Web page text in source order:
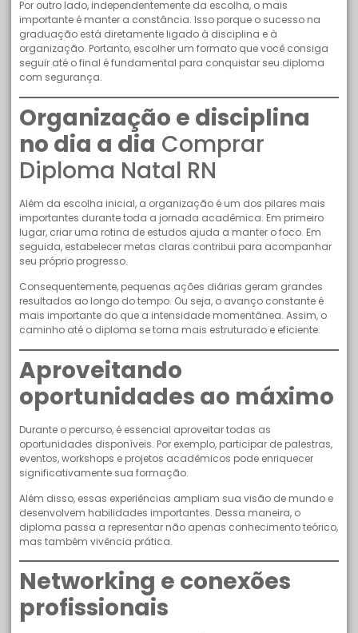
Por outro lado, independentemente da escolha, o mais
importante é manter a constância. Isso porque o sucesso na
graduação está diretamente ligado à disciplina e à
organização. Portanto, escolher um formato que você consiga
seguir até o final é fundamental para conquistar seu diploma
com segurança.
Organização e disciplina
no dia a dia Comprar
Diploma Natal RN
Além da escolha inicial, a organização é um dos pilares mais
importantes durante toda a jornada acadêmica. Em primeiro
lugar, criar uma rotina de estudos ajuda a manter o foco. Em
seguida, estabelecer metas claras contribui para acompanhar
seu próprio progresso.
Consequentemente, pequenas ações diárias geram grandes
resultados ao longo do tempo. Ou seja, o avanço constante é
mais importante do que a intensidade momentânea. Assim, o
caminho até o diploma se torna mais estruturado e eficiente.
Aproveitando
oportunidades ao máximo
Durante o percurso, é essencial aproveitar todas as
oportunidades disponíveis. Por exemplo, participar de palestras,
eventos, workshops e projetos acadêmicos pode enriquecer
significativamente sua formação.
Além disso, essas experiências ampliam sua visão de mundo e
desenvolvem habilidades importantes. Dessa maneira, o
diploma passa a representar não apenas conhecimento teórico,
mas também vivência prática.
Networking e conexões
profissionais